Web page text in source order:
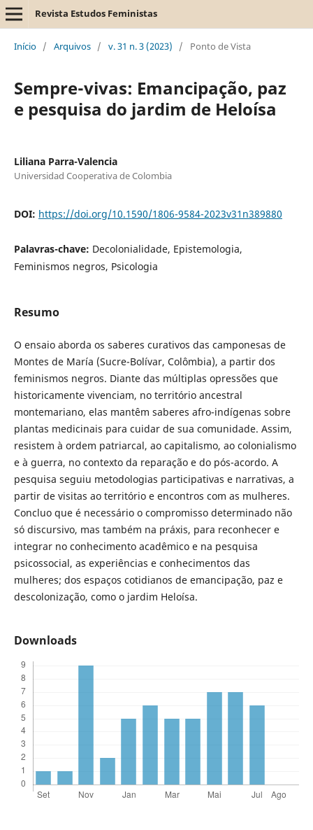
Revista Estudos Feministas
Início / Arquivos / v. 31 n. 3 (2023) / Ponto de Vista
Sempre-vivas: Emancipação, paz
e pesquisa do jardim de Heloísa
Liliana Parra-Valencia
Universidad Cooperativa de Colombia
DOI: https://doi.org/10.1590/1806-9584-2023v31n389880
Palavras-chave: Decolonialidade, Epistemologia,
Feminismos negros, Psicologia
Resumo
O ensaio aborda os saberes curativos das camponesas de
Montes de María (Sucre-Bolívar, Colômbia), a partir dos
feminismos negros. Diante das múltiplas opressões que
historicamente vivenciam, no território ancestral
montemariano, elas mantêm saberes afro-indígenas sobre
plantas medicinais para cuidar de sua comunidade. Assim,
resistem à ordem patriarcal, ao capitalismo, ao colonialismo
e à guerra, no contexto da reparação e do pós-acordo. A
pesquisa seguiu metodologias participativas e narrativas, a
partir de visitas ao território e encontros com as mulheres.
Concluo que é necessário o compromisso determinado não
só discursivo, mas também na práxis, para reconhecer e
integrar no conhecimento acadêmico e na pesquisa
psicossocial, as experiências e conhecimentos das
mulheres; dos espaços cotidianos de emancipação, paz e
descolonização, como o jardim Heloísa.
Downloads